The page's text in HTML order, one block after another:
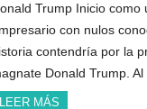
Trump Inicio
con nulos
contendría por la
Donald Trump.
LEER MÁS